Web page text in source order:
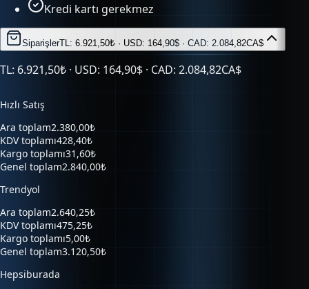
Kredi kartı gerekmez
SiparişlerTL: 6.921,50₺ · USD: 164,90$ · CAD: 2.084,82CA$
TL: 6.921,50₺ · USD: 164,90$ · CAD: 2.084,82CA$
Hızlı Satış
Ara toplam2.380,00₺
KDV toplamı428,40₺
Kargo toplamı31,60₺
Genel toplam2.840,00₺
Trendyol
Ara toplam2.640,25₺
KDV toplamı475,25₺
Kargo toplamı5,00₺
Genel toplam3.120,50₺
Hepsiburada